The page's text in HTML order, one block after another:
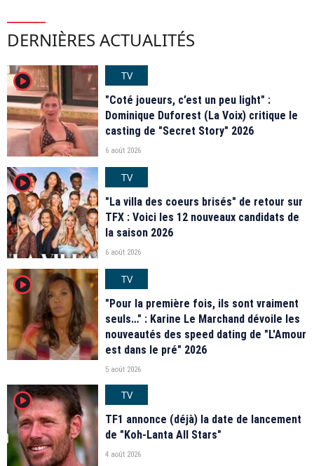
DERNIÈRES ACTUALITÉS
player2
TV
"Coté joueurs, c’est un peu light" :
Dominique Duforest (La Voix) critique le
casting de "Secret Story" 2026
6 août 2026
player2
TV
"La villa des coeurs brisés" de retour sur
TFX : Voici les 12 nouveaux candidats de
la saison 2026
6 août 2026
player2
TV
"Pour la première fois, ils sont vraiment
seuls…" : Karine Le Marchand dévoile les
nouveautés des speed dating de "L'Amour
est dans le pré" 2026
5 août 2026
player2
TV
TF1 annonce (déjà) la date de lancement
de "Koh-Lanta All Stars"
4 août 2026